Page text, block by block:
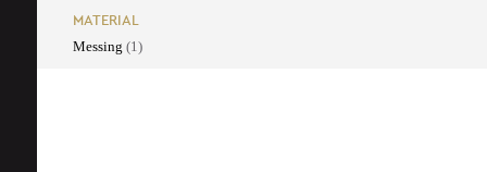
MATERIAL
Messing (1)